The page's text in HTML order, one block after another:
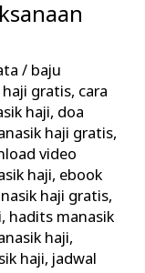
/ baju
haji gratis, cara
haji, doa
haji gratis,
video
haji, ebook
haji gratis,
, hadits manasik
haji,
haji, jadwal